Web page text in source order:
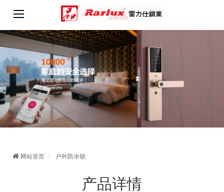
网站首页 户外防水锁
产品详情